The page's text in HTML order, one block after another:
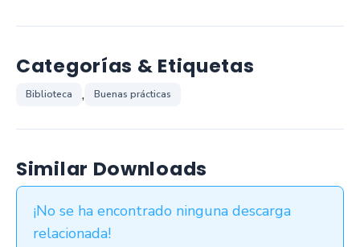
Categorías & Etiquetas
Biblioteca , Buenas prácticas
Similar Downloads
¡No se ha encontrado ninguna descarga
relacionada!